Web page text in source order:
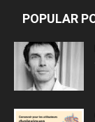
POPULAR